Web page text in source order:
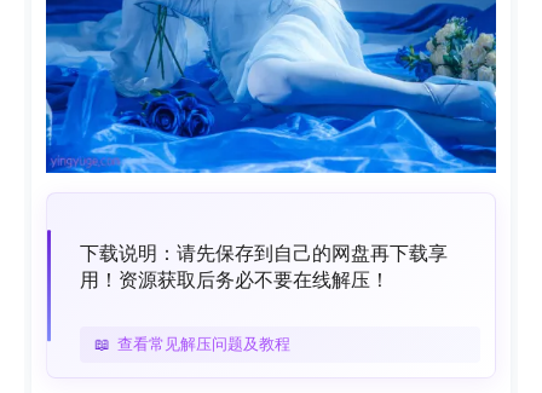
下载说明：请先保存到自己的网盘再下载享
用！资源获取后务必不要在线解压！
📖 查看常见解压问题及教程